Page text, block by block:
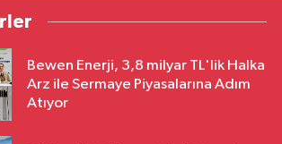
Bewen Enerji, 3,8 milyar TL'lik Halka
Arz ile Sermaye Piyasalarına Adım
Atıyor